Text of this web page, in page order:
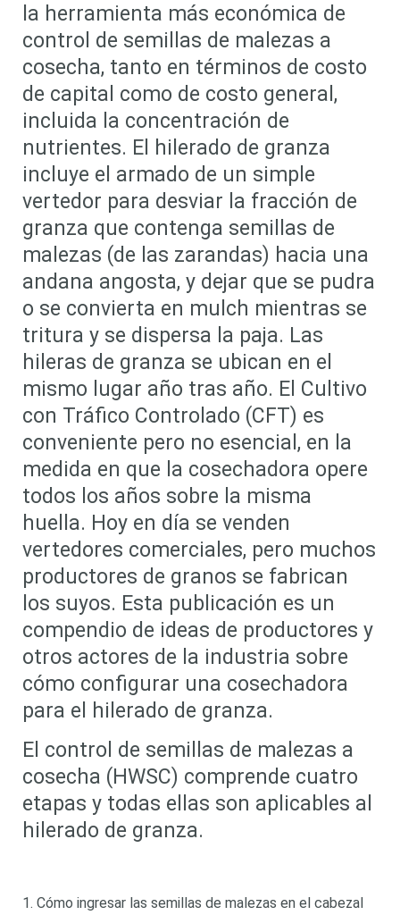
la herramienta más económica de
control de semillas de malezas a
cosecha, tanto en términos de costo
de capital como de costo general,
incluida la concentración de
nutrientes. El hilerado de granza
incluye el armado de un simple
vertedor para desviar la fracción de
granza que contenga semillas de
malezas (de las zarandas) hacia una
andana angosta, y dejar que se pudra
o se convierta en mulch mientras se
tritura y se dispersa la paja. Las
hileras de granza se ubican en el
mismo lugar año tras año. El Cultivo
con Tráfico Controlado (CFT) es
conveniente pero no esencial, en la
medida en que la cosechadora opere
todos los años sobre la misma
huella. Hoy en día se venden
vertedores comerciales, pero muchos
productores de granos se fabrican
los suyos. Esta publicación es un
compendio de ideas de productores y
otros actores de la industria sobre
cómo configurar una cosechadora
para el hilerado de granza.
El control de semillas de malezas a
cosecha (HWSC) comprende cuatro
etapas y todas ellas son aplicables al
hilerado de granza.
1. Cómo ingresar las semillas de malezas en el cabezal
Looking for